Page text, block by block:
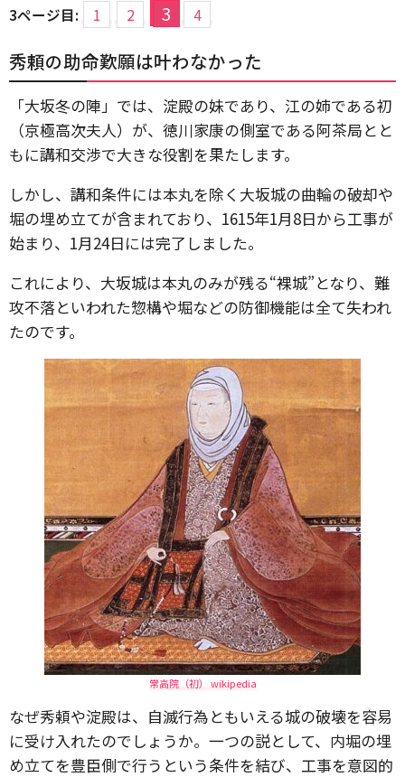
3ページ目: 1 2 3 4
秀頼の助命歎願は叶わなかった
「大坂冬の陣」では、淀殿の妹であり、江の姉である初
（京極高次夫人）が、徳川家康の側室である阿茶局とと
もに講和交渉で大きな役割を果たします。
しかし、講和条件には本丸を除く大坂城の曲輪の破却や
堀の埋め立てが含まれており、1615年1月8日から工事が
始まり、1月24日には完了しました。
これにより、大坂城は本丸のみが残る“裸城”となり、難
攻不落といわれた惣構や堀などの防御機能は全て失われ
たのです。
常高院（初） wikipedia
なぜ秀頼や淀殿は、自滅行為ともいえる城の破壊を容易
に受け入れたのでしょうか。一つの説として、内堀の埋
め立てを豊臣側で行うという条件を結び、工事を意図的